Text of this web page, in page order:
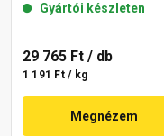
Gyártói készleten
29 765 Ft / db
1 191 Ft / kg
Megnézem